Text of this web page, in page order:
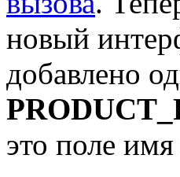
новый
добавлено
это поле имя